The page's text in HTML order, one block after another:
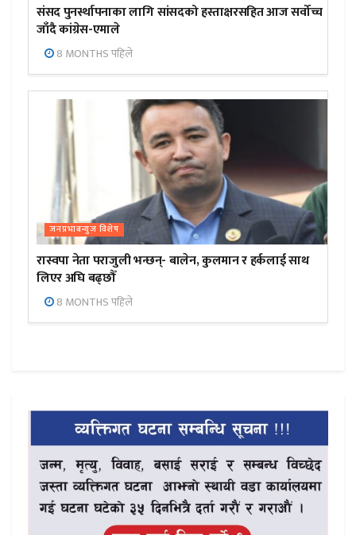
संसद पुनर्स्थापनाका लागि सांसदको हस्ताक्षरसहित आज सर्वोच्च
जाँदै कांग्रेस-एमाले
8 MONTHS पहिले
जनप्रभाबन्युज विशेष
रास्वपा नेता पराजुली भन्छन्- बालेन, कुलमान र हर्कलाई साथ
लिएर अघि बढ्छौँ
8 MONTHS पहिले